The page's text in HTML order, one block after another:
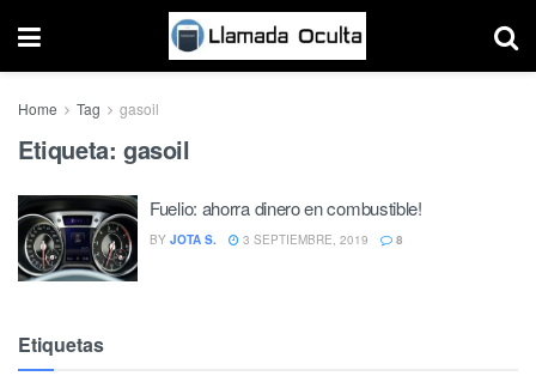
Home Tag gasoil
Etiqueta: gasoil
Fuelio: ahorra dinero en combustible!
BY JOTA S. 3 SEPTIEMBRE, 2019 8
Etiquetas